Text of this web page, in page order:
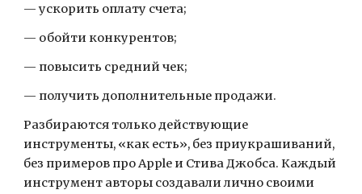
— ускорить оплату счета;
— обойти конкурентов;
— повысить средний чек;
— получить дополнительные продажи.
Разбираются только действующие
инструменты, «как есть», без приукрашиваний,
без примеров про Apple и Стива Джобса. Каждый
инструмент авторы создавали лично своими